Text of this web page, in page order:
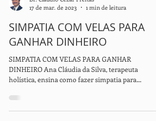
17 de mar. de 2023
1 min de leitura
SIMPATIA COM VELAS PARA
GANHAR DINHEIRO
SIMPATIA COM VELAS PARA GANHAR
holística, ensina como fazer simpatia para
prosperidade com...